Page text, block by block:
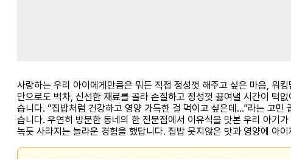
사랑하는 우리 아이에게만큼은 뭐든 직접 정성껏 해주고 싶은 마음, 워
만으로도 벅차, 신선한 재료를 골라 손질하고 정성껏 끓여낼 시간이 턱
습니다. “집밥처럼 건강하고 영양 가득한 걸 먹이고 싶은데…”라는 고민
습니다. 우연히 방문한 동네의 한 전문점에서 이유식을 맛본 우리 아기
녹듯 사라지는 놀라운 경험을 했답니다. 집밥 못지않은 맛과 영양에 아